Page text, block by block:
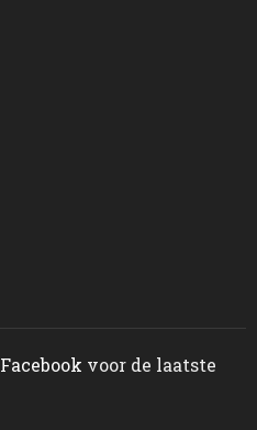
Facebook voor de laatste